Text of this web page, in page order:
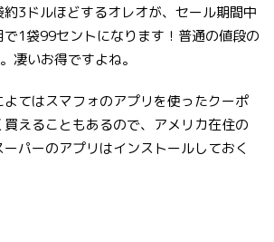
3ドルほどするオレオが、セール期間中
1袋99セントになります！普通の値段の
凄いお得ですよね。
てはスマフォのアプリを使ったクーポ
えることもあるので、アメリカ在住の
パーのアプリはインストールしておく